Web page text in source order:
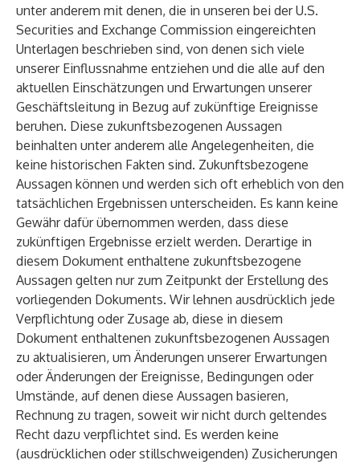
unter anderem mit denen, die in unseren bei der U.S.
Securities and Exchange Commission eingereichten
Unterlagen beschrieben sind, von denen sich viele
unserer Einflussnahme entziehen und die alle auf den
aktuellen Einschätzungen und Erwartungen unserer
Geschäftsleitung in Bezug auf zukünftige Ereignisse
beruhen. Diese zukunftsbezogenen Aussagen
beinhalten unter anderem alle Angelegenheiten, die
keine historischen Fakten sind. Zukunftsbezogene
Aussagen können und werden sich oft erheblich von den
tatsächlichen Ergebnissen unterscheiden. Es kann keine
Gewähr dafür übernommen werden, dass diese
zukünftigen Ergebnisse erzielt werden. Derartige in
diesem Dokument enthaltene zukunftsbezogene
Aussagen gelten nur zum Zeitpunkt der Erstellung des
vorliegenden Dokuments. Wir lehnen ausdrücklich jede
Verpflichtung oder Zusage ab, diese in diesem
Dokument enthaltenen zukunftsbezogenen Aussagen
zu aktualisieren, um Änderungen unserer Erwartungen
oder Änderungen der Ereignisse, Bedingungen oder
Umstände, auf denen diese Aussagen basieren,
Rechnung zu tragen, soweit wir nicht durch geltendes
Recht dazu verpflichtet sind. Es werden keine
(ausdrücklichen oder stillschweigenden) Zusicherungen